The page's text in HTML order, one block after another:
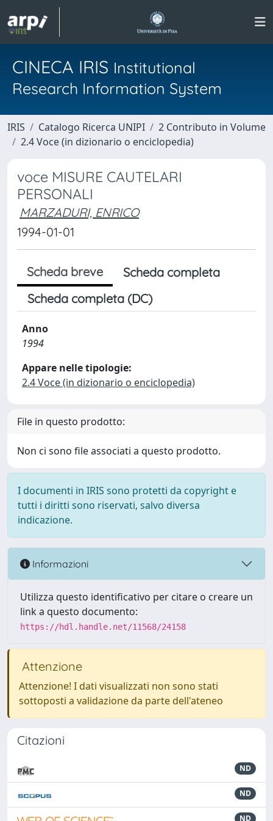
CINECA IRIS Institutional
Research Information System
IRIS Catalogo Ricerca UNIPI
2 Contributo in Volume
2.4 Voce (in dizionario o enciclopedia)
voce MISURE CAUTELARI
PERSONALI
MARZADURI, ENRICO
1994-01-01
Scheda breve
Scheda completa
Scheda completa (DC)
Anno
1994
Appare nelle tipologie:
2.4 Voce (in dizionario o enciclopedia)
File in questo prodotto:
Non ci sono file associati a questo prodotto.
I documenti in IRIS sono protetti da copyright e
tutti i diritti sono riservati, salvo diversa
indicazione.
Informazioni
Utilizza questo identificativo per citare o creare un
link a questo documento:
https://hdl.handle.net/11568/24158
Attenzione
Attenzione! I dati visualizzati non sono stati
sottoposti a validazione da parte dell'ateneo
Citazioni
ND
ND
ND